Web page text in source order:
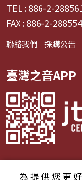
TEL : 886-2-
FAX : 886-2-
聯絡我們 採購公告
臺灣之音APP
為提供您更